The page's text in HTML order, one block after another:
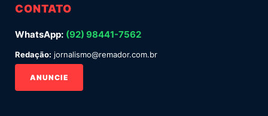
CONTATO
WhatsApp: (92) 98441-7562
Redação: jornalismo@remador.com.br
ANUNCIE